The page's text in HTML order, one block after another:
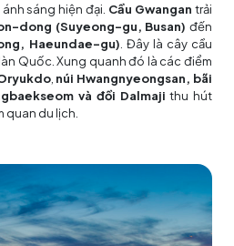
sáng hiện đại. Cầu Gwangan trải
dong (Suyeong-gu, Busan) đến
Haeundae-gu) . Đây là cây cầu
Quốc. Xung quanh đó là các điểm
, núi Hwangnyeongsan, bãi
và đồi Dalmaji thu hút
quan du lịch.